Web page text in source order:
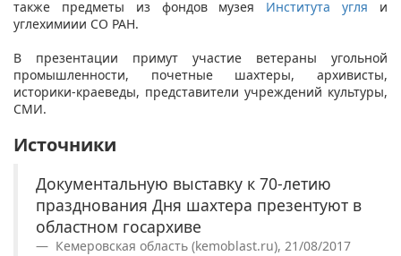
также предметы из фондов музея Института угля и
углехимиии СО РАН.
В презентации примут участие ветераны угольной
промышленности, почетные шахтеры, архивисты,
историки-краеведы, представители учреждений культуры,
СМИ.
Источники
Документальную выставку к 70-летию
празднования Дня шахтера презентуют в
областном госархиве
Кемеровская область (kemoblast.ru), 21/08/2017